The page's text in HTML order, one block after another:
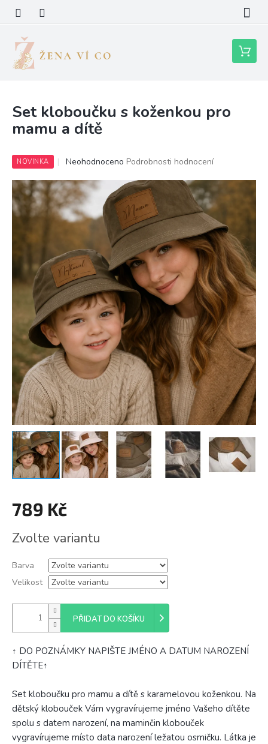
obsah
Nákupní
košík
Set kloboučku s koženkou pro
mamu a dítě
NOVINKA
Průměrné
produktu
je
0,0
z
hvězdiček.
Neohodnoceno Podrobnosti hodnocení
789 Kč
cena:
Zvolte variantu
Barva
Velikost
PŘIDAT DO KOŠÍKU
↑ DO POZNÁMKY NAPIŠTE JMÉNO A DATUM NAROZENÍ
DÍTĚTE↑
Set kloboučku pro mamu a dítě s karamelovou koženkou. Na
dětský klobouček Vám vygravírujeme jméno Vašeho dítěte
spolu s datem narození, na maminčin klobouček
vygravírujeme místo data narození ležatou osmičku. Látka je